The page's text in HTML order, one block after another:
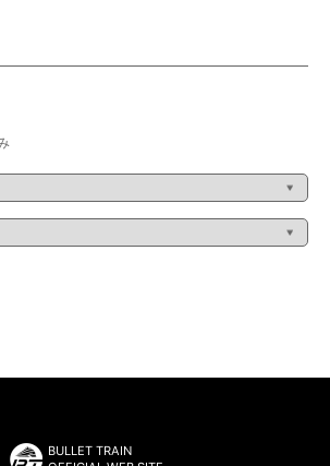
BULLET TRAIN